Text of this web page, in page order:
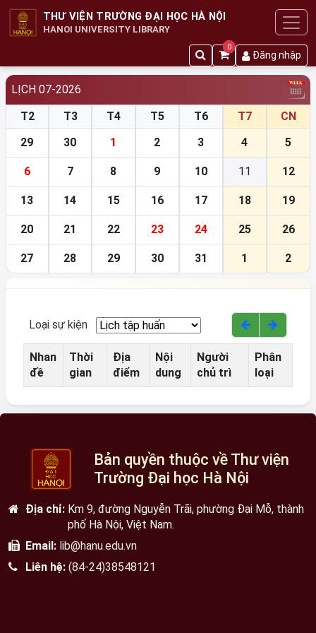
THƯ VIỆN TRƯỜNG ĐẠI HỌC HÀ NỘI
HANOI UNIVERSITY LIBRARY
0
Đăng nhập
LỊCH 07-2026
T2
T3 T4 T5 T6 T7
CN
29
30 1 2 3 4 5
6 7 8 9 10 11 12
13 14 15 16 17 18 19
20 21 22 23 24 25 26
27 28 29 30 31 1 2
Loại sự kiện
Nhan
đề
Thời
gian
Địa
điểm
Nội
dung
Người
chủ trì
Phân
loại
Bản quyền thuộc về Thư viện
Trường Đại học Hà Nội
Địa chỉ: Km 9, đường Nguyễn Trãi, phường Đại Mỗ, thành
phố Hà Nội, Việt Nam.
Email: lib@hanu.edu.vn
Liên hệ: (84-24)38548121